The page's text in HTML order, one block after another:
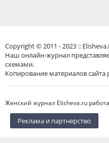
Copyright © 2011 - 2023 ::
Наш онлайн-журнал
схемами.
Копирование материалов
Женский журнал Elisheva.ru
Реклама и партнерство